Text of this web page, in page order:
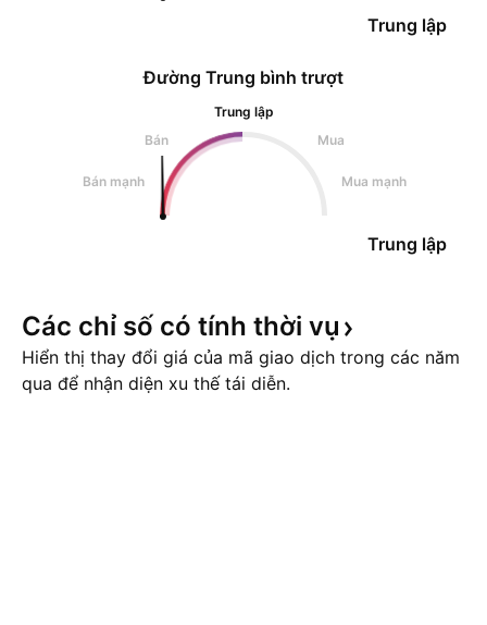
Trung lập
Đường Trung bình trượt
Trung lập
Bán
Mua
Bán mạnh Mua mạnh
Trung lập
Các chỉ số có tính thời vụ
Hiển thị thay đổi giá của mã giao dịch trong các năm
qua để nhận diện xu thế tái diễn.